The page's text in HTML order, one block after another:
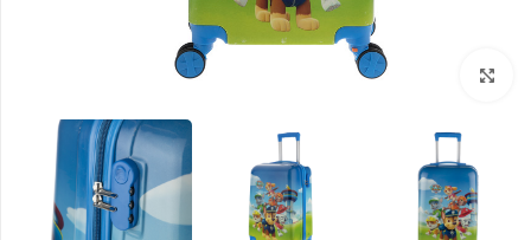
بزرگنمایی تصویر